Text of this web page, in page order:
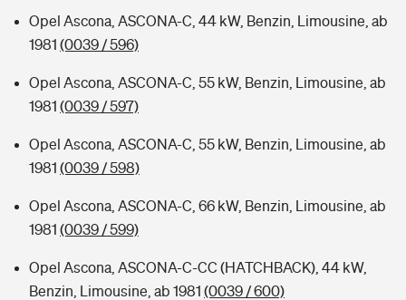
Opel Ascona, ASCONA-C, 44 kW, Benzin, Limousine, ab
1981 (0039 / 596)
Opel Ascona, ASCONA-C, 55 kW, Benzin, Limousine, ab
1981 (0039 / 597)
Opel Ascona, ASCONA-C, 55 kW, Benzin, Limousine, ab
1981 (0039 / 598)
Opel Ascona, ASCONA-C, 66 kW, Benzin, Limousine, ab
1981 (0039 / 599)
Opel Ascona, ASCONA-C-CC (HATCHBACK), 44 kW,
Benzin, Limousine, ab 1981 (0039 / 600)